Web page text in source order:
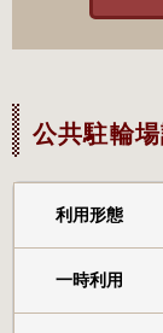
公共駐輪
利用形態
一時利用